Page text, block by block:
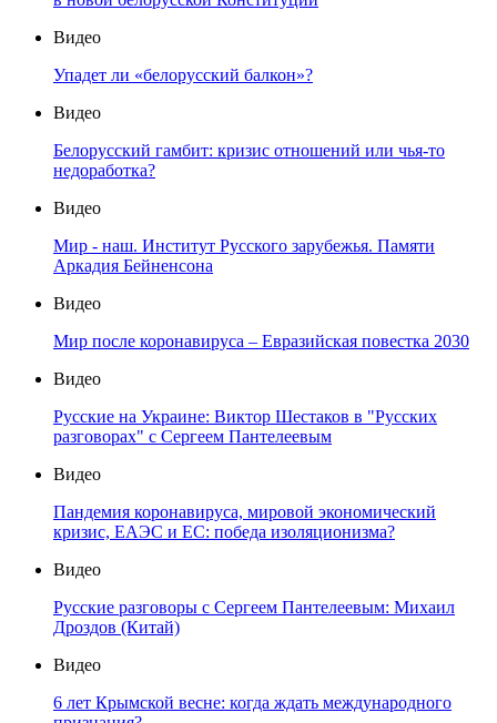
Видео
Упадет ли «белорусский балкон»?
Видео
Белорусский гамбит: кризис отношений или чья-то
недоработка?
Видео
Мир - наш. Институт Русского зарубежья. Памяти
Аркадия Бейненсона
Видео
Мир после коронавируса – Евразийская повестка 2030
Видео
Русские на Украине: Виктор Шестаков в "Русских
разговорах" с Сергеем Пантелеевым
Видео
Пандемия коронавируса, мировой экономический
кризис, ЕАЭС и ЕС: победа изоляционизма?
Видео
Русские разговоры с Сергеем Пантелеевым: Михаил
Дроздов (Китай)
Видео
6 лет Крымской весне: когда ждать международного